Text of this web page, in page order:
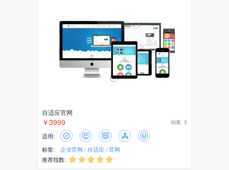
自适应官网
￥3999 销量: 3
适用:
标签:
企业官网 自适应 官网
推荐指数:     